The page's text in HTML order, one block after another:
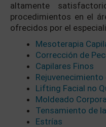
altamente
procedimientos en el
ofrecidos por el
Mesoterapia
Corrección de
Capilares Finos
Rejuvenecimiento
Lifting Facial no
Moldeado
Tensamiento de
Estrías